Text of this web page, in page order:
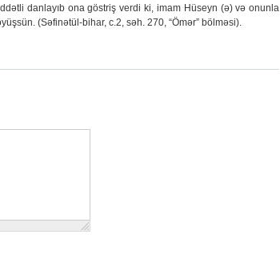
danlayıb ona göstriş verdi ki, imam Hüseyn (ə) və onunla
(Səfinətül-bihar, c.2, səh. 270, “Ömər” bölməsi).